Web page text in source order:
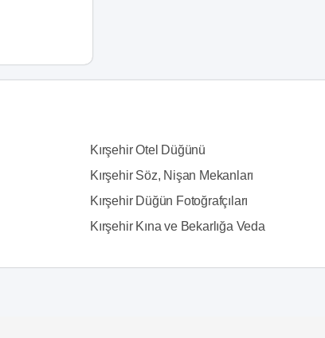
Kırşehir Otel Düğünü
Kırşehir Söz, Nişan Mekanları
Kırşehir Düğün Fotoğrafçıları
Kırşehir Kına ve Bekarlığa Veda